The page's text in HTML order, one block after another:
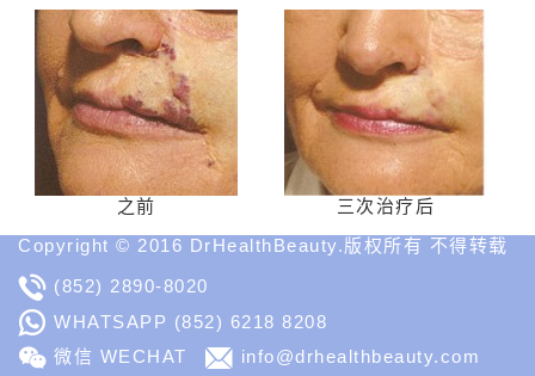
之前
三次治疗后
Copyright © 2016 DrHealthBeauty.版权所有 不得转载
(852) 2890-8020
WHATSAPP (852) 6218 8208
微信 WECHAT
info@drhealthbeauty.com